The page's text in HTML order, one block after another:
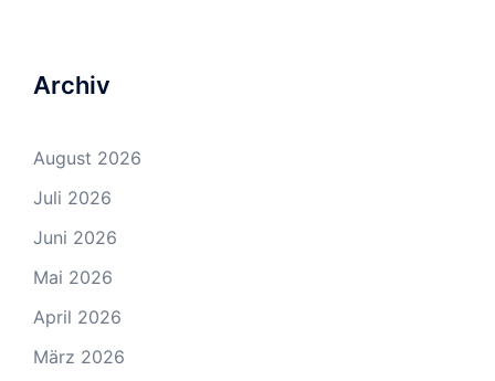
Archiv
August 2026
Juli 2026
Juni 2026
Mai 2026
April 2026
März 2026